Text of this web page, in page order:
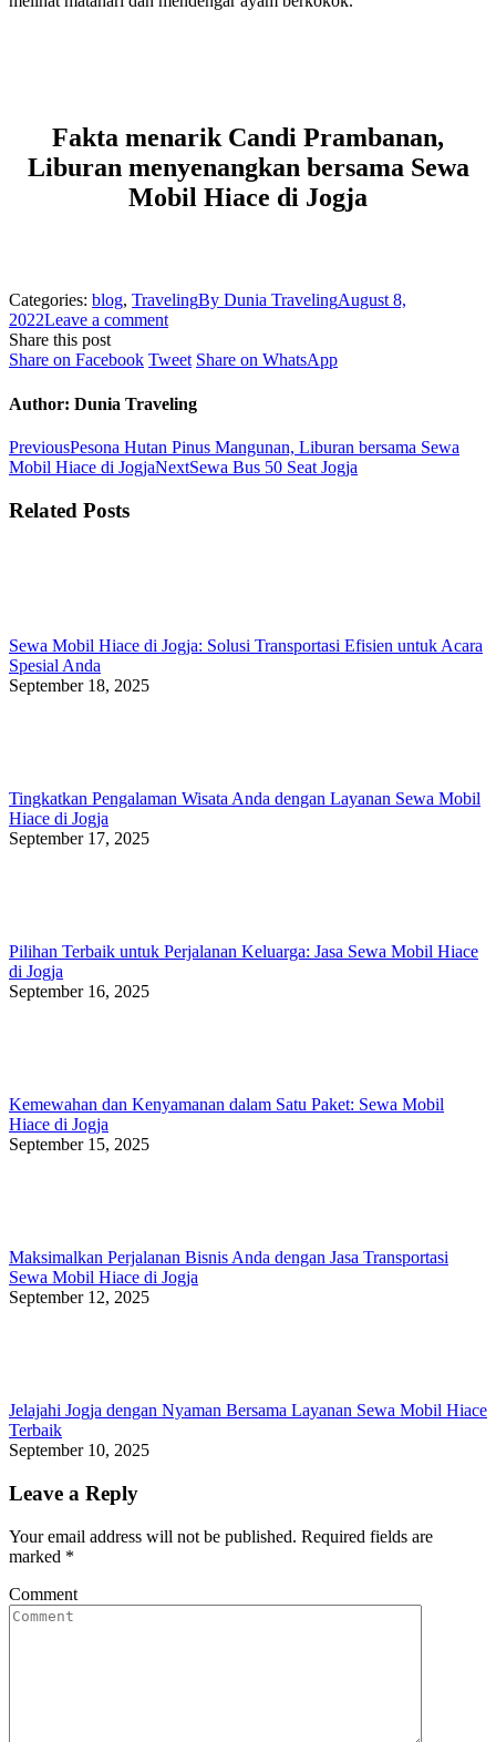
Fakta menarik Candi Prambanan,
Liburan menyenangkan bersama Sewa
Mobil Hiace di Jogja
Categories: blog, TravelingBy Dunia TravelingAugust 8,
2022Leave a comment
Share this post
Share on FacebookShare
Facebook
TweetShare
Twitter
Share on WhatsAppShare
Author: Dunia Traveling
Post
navigation
PreviousPrevious
post:
Pesona Hutan Pinus Mangunan, Liburan bersama Sewa
Mobil Hiace di JogjaNextNext
Sewa Bus 50 Seat Jogja
Related Posts
Sewa Mobil Hiace di Jogja: Solusi Transportasi Efisien untuk Acara
Spesial Anda
September 18, 2025
Tingkatkan Pengalaman Wisata Anda dengan Layanan Sewa Mobil
Hiace di Jogja
September 17, 2025
Pilihan Terbaik untuk Perjalanan Keluarga: Jasa Sewa Mobil Hiace
di Jogja
September 16, 2025
Kemewahan dan Kenyamanan dalam Satu Paket: Sewa Mobil
Hiace di Jogja
September 15, 2025
Maksimalkan Perjalanan Bisnis Anda dengan Jasa Transportasi
Sewa Mobil Hiace di Jogja
September 12, 2025
Jelajahi Jogja dengan Nyaman Bersama Layanan Sewa Mobil Hiace
Terbaik
September 10, 2025
Leave a Reply
Your email address will not be published. Required fields are
marked *
Comment